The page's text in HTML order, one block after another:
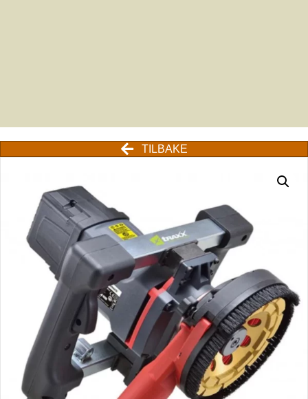
TILBAKE